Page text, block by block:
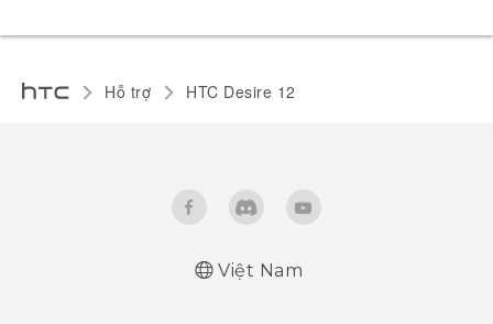
Hỗ trợ HTC Desire 12‎
Việt Nam